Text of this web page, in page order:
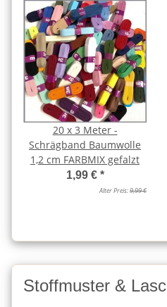
20 x 3 Meter -
Schrägband Baumwolle
1,2 cm FARBMIX gefalzt
1,99 € *
Alter Preis:9,99 €
Stoffmuster &